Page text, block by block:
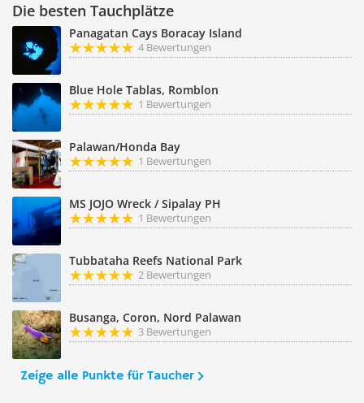
Die besten Tauchplätze
Panagatan Cays Boracay Island
4 Bewertungen
Blue Hole Tablas, Romblon
1 Bewertungen
Palawan/Honda Bay
1 Bewertungen
MS JOJO Wreck / Sipalay PH
1 Bewertungen
Tubbataha Reefs National Park
2 Bewertungen
Busanga, Coron, Nord Palawan
3 Bewertungen
Zeige alle Punkte für Taucher